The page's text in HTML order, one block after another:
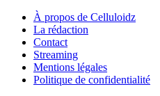
À propos de Celluloidz
La rédaction
Contact
Streaming
Mentions légales
Politique de confidentialité